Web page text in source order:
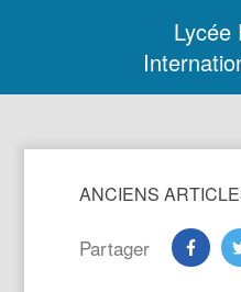
Lycée
ANCIENS
Partager